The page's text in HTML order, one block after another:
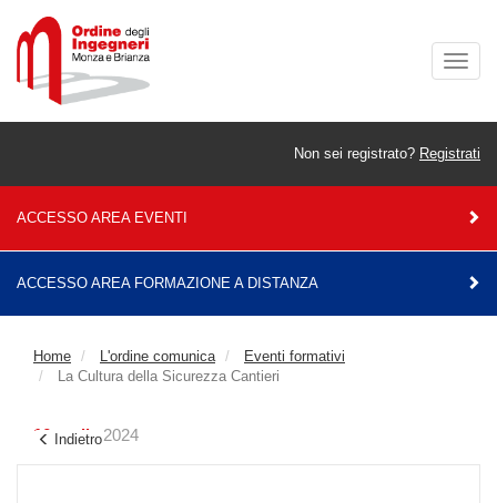
Non sei registrato? Registrati
ACCESSO AREA EVENTI
ACCESSO AREA FORMAZIONE A DISTANZA
Home L'ordine comunica
Eventi formativi
La Cultura della Sicurezza Cantieri
16 aprile2024
Indietro